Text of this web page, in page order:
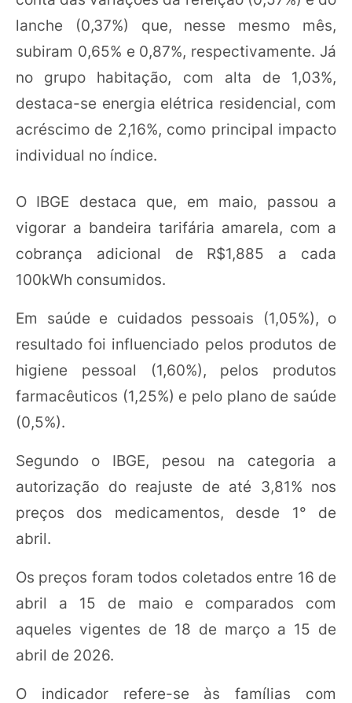
lanche (0,37%) que, nesse mesmo mês,
subiram 0,65% e 0,87%, respectivamente. Já
no grupo habitação, com alta de 1,03%,
destaca-se energia elétrica residencial, com
acréscimo de 2,16%, como principal impacto
individual no índice.
O IBGE destaca que, em maio, passou a
vigorar a bandeira tarifária amarela, com a
cobrança adicional de R$1,885 a cada
100kWh consumidos.
Em saúde e cuidados pessoais (1,05%), o
resultado foi influenciado pelos produtos de
higiene pessoal (1,60%), pelos produtos
farmacêuticos (1,25%) e pelo plano de saúde
(0,5%).
Segundo o IBGE, pesou na categoria a
autorização do reajuste de até 3,81% nos
preços dos medicamentos, desde 1° de
abril.
Os preços foram todos coletados entre 16 de
abril a 15 de maio e comparados com
aqueles vigentes de 18 de março a 15 de
abril de 2026.
O indicador refere-se às famílias com